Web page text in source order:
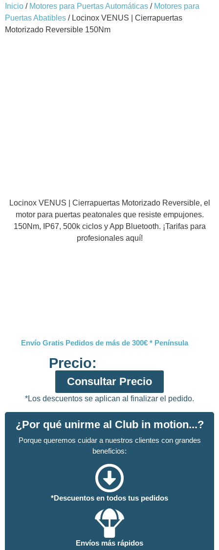
Inicio / Motores para Puertas Automáticas / Motores para
Puertas Abatibles / Locinox VENUS | Cierrapuertas
Motorizado Reversible 150Nm
Locinox VENUS | Cierrapuertas Motorizado Reversible, el
motor para puertas peatonales que resiste empujones.
150Nm, IP67, 500k ciclos y App Bluetooth. ¡Tarifas para
profesionales aquí!
Envío Gratis Pedidos de más de 300€ * Península
Precio:
Consultar Precio
*Los descuentos se aplican al finalizar el pedido.
¿Por qué unirme al Club in motion...?
Porque queremos cuidar a nuestros clientes con grandes
beneficios:
*Descuentos en todos tus pedidos
Envíos más rápidos